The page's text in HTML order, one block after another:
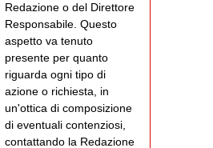
Redazione o del Direttore
Responsabile. Questo
aspetto va tenuto
presente per quanto
riguarda ogni tipo di
azione o richiesta, in
un'ottica di composizione
di eventuali contenziosi,
contattando la Redazione